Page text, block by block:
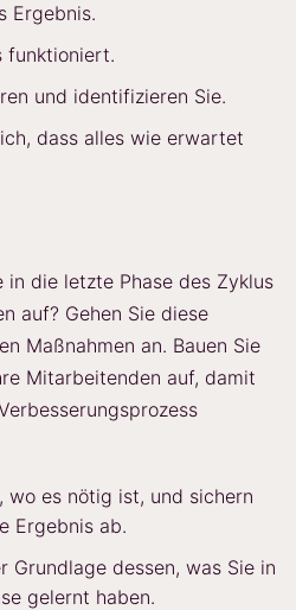
Ergebnis.
funktioniert.
und identifizieren Sie.
dass alles wie erwartet
die letzte Phase des Zyklus
auf? Gehen Sie diese
Maßnahmen an. Bauen Sie
Mitarbeitenden auf, damit
wo es nötig ist, und sichern
Ergebnis ab.
Grundlage dessen, was Sie in
gelernt haben.